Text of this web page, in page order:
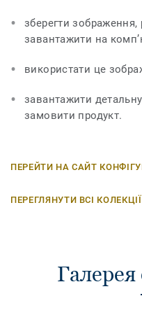
зберегти
завантажити на
використати це
завантажити
замовити продукт.
ПЕРЕЙТИ НА САЙТ
ПЕРЕГЛЯНУТИ ВСІ КОЛЕКЦІЇ